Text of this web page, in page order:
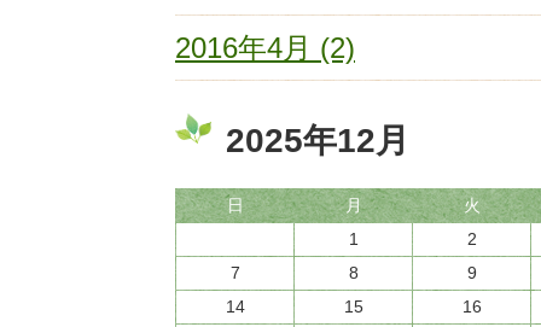
2016年4月 (2)
2025年12月
日 月
火
1
2
7
8
9
14
15
16